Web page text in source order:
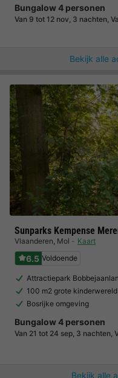
Bungalow 4 personen
Van 9 tot 12 nov, 3 nachten,
Bekijk alle
Sunparks Kempense
Vlaanderen, Mol Kaart
6.5 Voldoende
Attractiepark
100 m2 grote kinderwereld
Bosrijke omgeving
Bungalow 4 personen
Van 21 tot 24 sep, 3 nachten,
Bekijk alle